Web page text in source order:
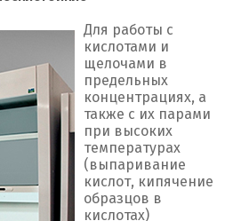
Для работы с
кислотами и
щелочами в
предельных
концентрациях, а
также с их парами
при высоких
температурах
(выпаривание
кислот, кипячение
образцов в
кислотах)